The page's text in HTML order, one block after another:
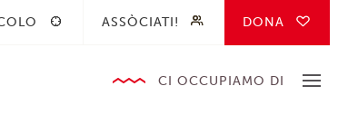
ASSÒCIATI! DONA
CI OCCUPIAMO DI